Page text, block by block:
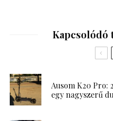
Kapcsolódó
Ausom K20 Pro:
egy nagyszerű